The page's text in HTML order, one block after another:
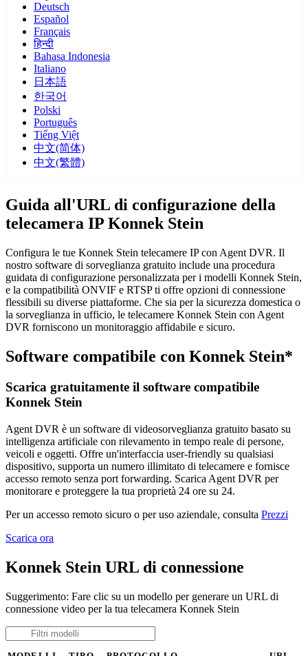
Deutsch
Español
Français
हिन्दी
Bahasa Indonesia
Italiano
日本語
한국어
Polski
Português
Tiếng Việt
中文(简体)
中文(繁體)
Guida all'URL di configurazione della
telecamera IP Konnek Stein
Configura le tue Konnek Stein telecamere IP con Agent DVR. Il
nostro software di sorveglianza gratuito include una procedura
guidata di configurazione personalizzata per i modelli Konnek Stein,
e la compatibilità ONVIF e RTSP ti offre opzioni di connessione
flessibili su diverse piattaforme. Che sia per la sicurezza domestica o
la sorveglianza in ufficio, le telecamere Konnek Stein con Agent
DVR forniscono un monitoraggio affidabile e sicuro.
Software compatibile con Konnek Stein*
Scarica gratuitamente il software compatibile
Konnek Stein
Agent DVR è un software di videosorveglianza gratuito basato su
intelligenza artificiale con rilevamento in tempo reale di persone,
veicoli e oggetti. Offre un'interfaccia user-friendly su qualsiasi
dispositivo, supporta un numero illimitato di telecamere e fornisce
accesso remoto senza port forwarding. Scarica Agent DVR per
monitorare e proteggere la tua proprietà 24 ore su 24.
Per un accesso remoto sicuro o per uso aziendale, consulta Prezzi
Scarica ora
Konnek Stein URL di connessione
Suggerimento: Fare clic su un modello per generare un URL di
connessione video per la tua telecamera Konnek Stein